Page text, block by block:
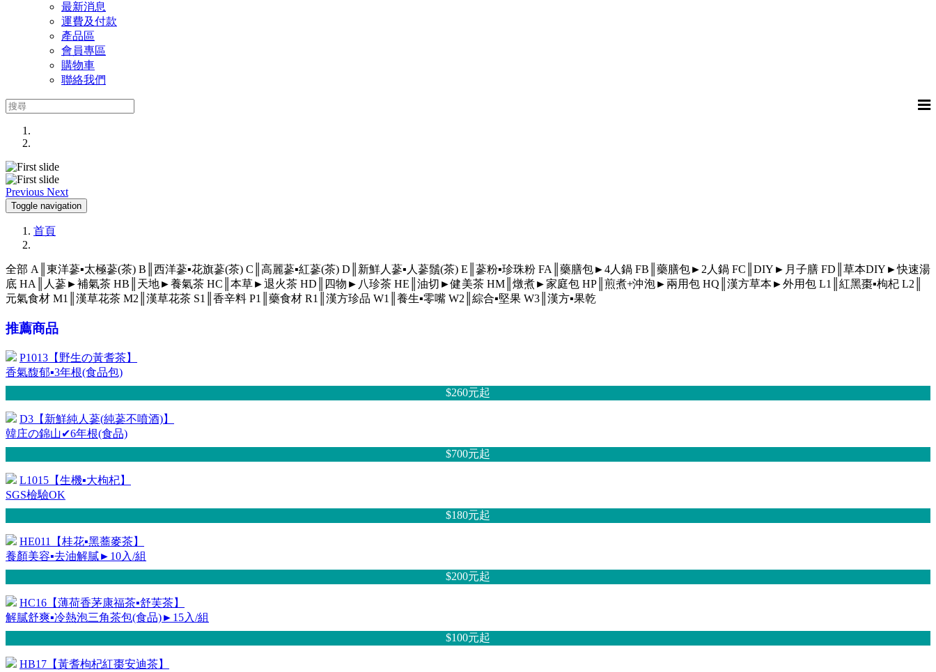
最新消息
運費及付款
產品區
會員專區
購物車
聯絡我們
Previous Next
Toggle navigation
首頁
全部 A║東洋蔘▪太極蔘(茶) B║西洋蔘▪花旗蔘(茶) C║高麗蔘▪紅蔘(茶) D║新鮮人蔘▪人蔘鬚(茶) E║蔘粉▪珍珠粉 FA║藥膳包►4人鍋 FB║藥膳包►2人鍋 FC║DIY►月子膳 FD║草本DIY►快速湯
底 HA║人蔘►補氣茶 HB║天地►養氣茶 HC║本草►退火茶 HD║四物►八珍茶 HE║油切►健美茶 HM║燉煮►家庭包 HP║煎煮+沖泡►兩用包 HQ║漢方草本►外用包 L1║紅黑棗▪枸杞 L2║
元氣食材 M1║漢草花茶 M2║漢草花茶 S1║香辛料 P1║藥食材 R1║漢方珍品 W1║養生▪零嘴 W2║綜合▪堅果 W3║漢方▪果乾
推薦商品
P1013【野生の黃耆茶】
香氣馥郁▪3年根(食品包)
$260元起
D3【新鮮純人蔘(純蔘不噴酒)】
韓庄の錦山✔6年根(食品)
$700元起
L1015【生機▪大枸杞】
SGS檢驗OK
$180元起
HE011【桂花▪黑蕎麥茶】
養顏美容▪去油解膩►10入/組
$200元起
HC16【薄荷香茅康福茶▪舒芙茶】
解膩舒爽▪冷熱泡三角茶包(食品)►15入/組
$100元起
HB17【黃耆枸杞紅棗安迪茶】